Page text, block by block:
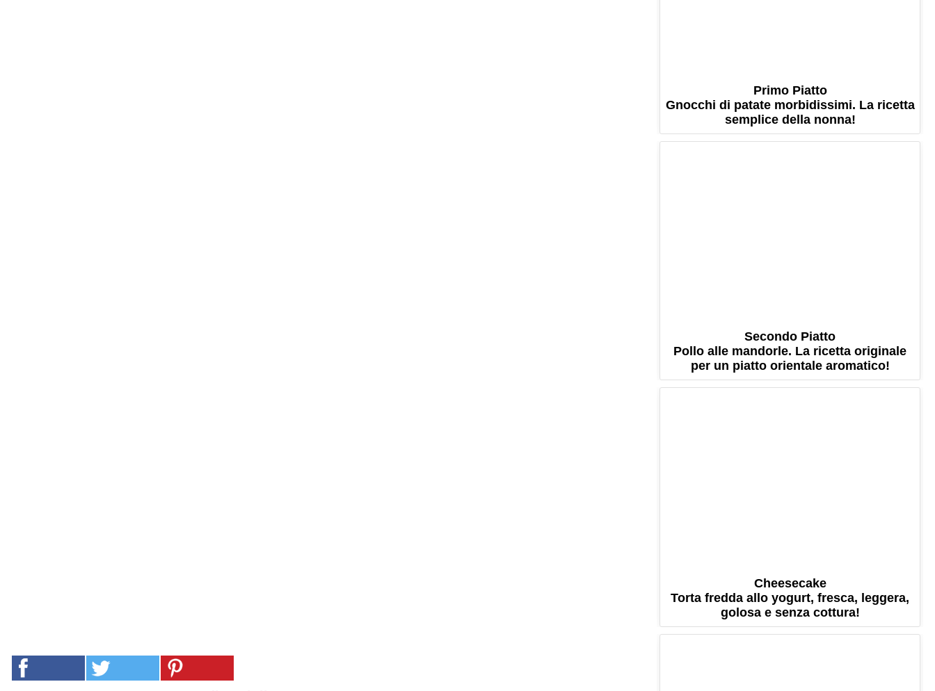
Primo Piatto
Gnocchi di patate morbidissimi. La ricetta
semplice della nonna!
Secondo Piatto
Pollo alle mandorle. La ricetta originale
per un piatto orientale aromatico!
Cheesecake
Torta fredda allo yogurt, fresca, leggera,
golosa e senza cottura!